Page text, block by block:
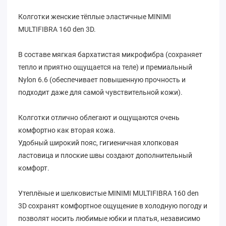
Колготки женские тёплые эластичные MINIMI
MULTIFIBRA 160 den 3D.
В составе мягкая бархатистая микрофибра (сохраняет
тепло и приятно ощущается на теле) и премиальный
Nylon 6.6 (обеспечивает повышенную прочность и
подходит даже для самой чувствительной кожи).
Колготки отлично облегают и ощущаются очень
комфортно как вторая кожа.
Удобный широкий пояс, гигиеничная хлопковая
ластовица и плоские швы создают дополнительный
комфорт.
Утеплёные и шелковистые MINIMI MULTIFIBRA 160 den
3D сохранят комфортное ощущение в холодную погоду и
позволят носить любимые юбки и платья, независимо